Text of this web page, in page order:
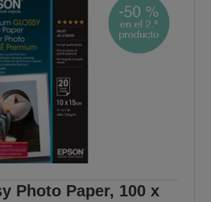
Photo Paper, 100 x